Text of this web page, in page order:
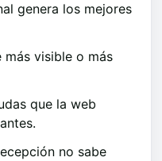
genera los mejores
más visible o más
que la web
no sabe